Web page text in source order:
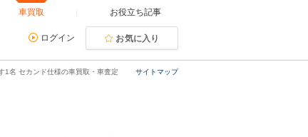
車買取 お役立ち記事
ログイン お気に入り
サイトマップ
1名 セカンド仕様の車買取・車査定